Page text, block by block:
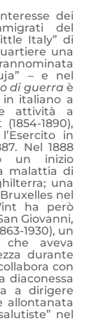
dei
del
Italy” di
una
– e nel
di guerra è
italiano a
attività a
1890),
in
Nel 1888
un inizio
malattia di
una
nel
ha però
Giovanni,
1930), un
aveva
durante
con
diaconessa
a dirigere
allontanata
nel